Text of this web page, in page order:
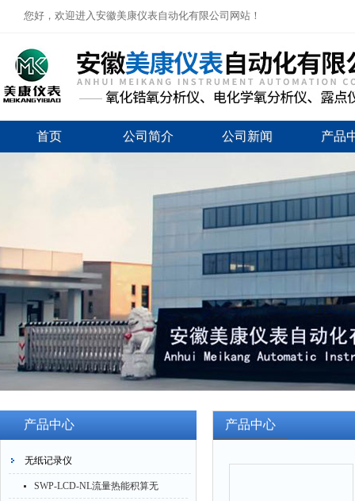
您好，欢迎进入安徽美康仪表自动化有限公司网站！
首页 公司简介 公司新闻 产品
产品中心
无纸记录仪
SWP-LCD-NL流量热能积算无
产品中心